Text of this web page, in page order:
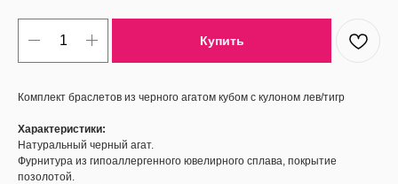
Купить
Комплект браслетов из черного агатом кубом с кулоном лев/тигр
Характеристики:
Натуральный черный агат.
Фурнитура из гипоаллергенного ювелирного сплава, покрытие
позолотой.